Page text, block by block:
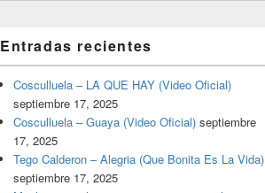
Entradas recientes
Cosculluela – LA QUE HAY (Video Oficial)
septiembre 17, 2025
Cosculluela – Guaya (Video Oficial) septiembre
17, 2025
Tego Calderon – Alegria (Que Bonita Es La Vida)
septiembre 17, 2025